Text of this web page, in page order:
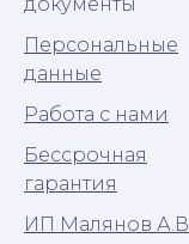
Персональные
данные
Работа с нами
Бессрочная
гарантия
ИП Малянов А.В.